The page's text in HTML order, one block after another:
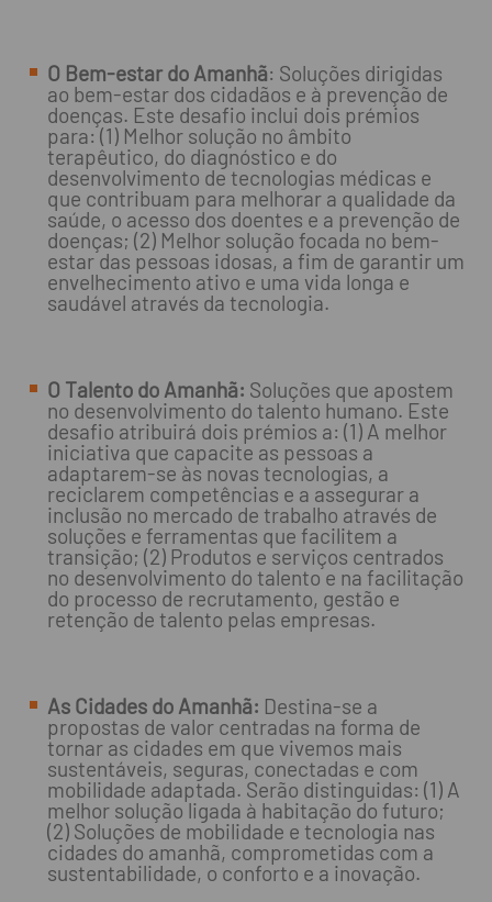
O Bem-estar do Amanhã: Soluções dirigidas
ao bem-estar dos cidadãos e à prevenção de
doenças. Este desafio inclui dois prémios
para: (1) Melhor solução no âmbito
terapêutico, do diagnóstico e do
desenvolvimento de tecnologias médicas e
que contribuam para melhorar a qualidade da
saúde, o acesso dos doentes e a prevenção de
doenças; (2) Melhor solução focada no bem-
estar das pessoas idosas, a fim de garantir um
envelhecimento ativo e uma vida longa e
saudável através da tecnologia.
O Talento do Amanhã: Soluções que apostem
no desenvolvimento do talento humano. Este
desafio atribuirá dois prémios a: (1) A melhor
iniciativa que capacite as pessoas a
adaptarem-se às novas tecnologias, a
reciclarem competências e a assegurar a
inclusão no mercado de trabalho através de
soluções e ferramentas que facilitem a
transição; (2) Produtos e serviços centrados
no desenvolvimento do talento e na facilitação
do processo de recrutamento, gestão e
retenção de talento pelas empresas.
As Cidades do Amanhã: Destina-se a
propostas de valor centradas na forma de
tornar as cidades em que vivemos mais
sustentáveis, seguras, conectadas e com
mobilidade adaptada. Serão distinguidas: (1) A
melhor solução ligada à habitação do futuro;
(2) Soluções de mobilidade e tecnologia nas
cidades do amanhã, comprometidas com a
sustentabilidade, o conforto e a inovação.